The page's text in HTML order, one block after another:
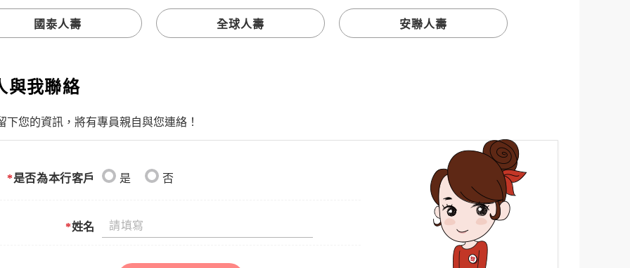
國泰人壽 全球人壽 安聯人壽
與我聯絡
下您的資訊，將有專員親自與您連絡！
*是否為本行客戶 是 否
*姓名